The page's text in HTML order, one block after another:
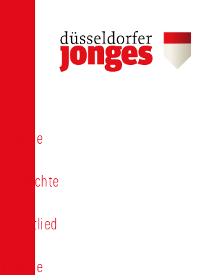
Termine
Geschichte
Heimatlied
Freunde